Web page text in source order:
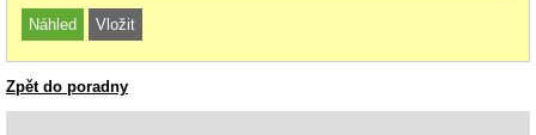
Zpět do poradny